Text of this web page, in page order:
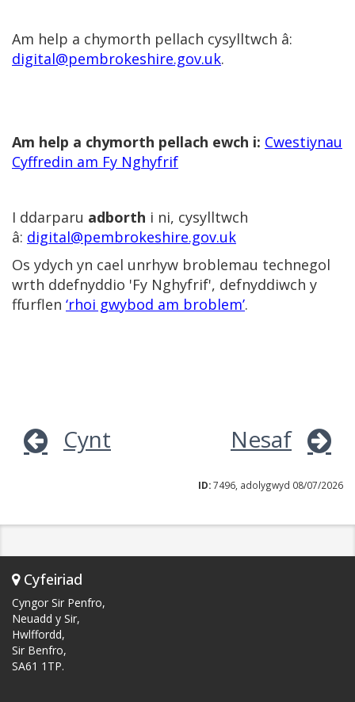
Am help a chymorth pellach cysylltwch â:
digital@pembrokeshire.gov.uk.
Am help a chymorth pellach ewch i: Cwestiynau
Cyffredin am Fy Nghyfrif
I ddarparu adborth i ni, cysylltwch
â: digital@pembrokeshire.gov.uk
Os ydych yn cael unrhyw broblemau technegol
wrth ddefnyddio 'Fy Nghyfrif', defnyddiwch y
ffurflen ‘rhoi gwybod am broblem’.
Cynt Nesaf
ID:7496, adolygwyd 08/07/2026
Cyfeiriad
Cyngor Sir Penfro,
Neuadd y Sir,
Hwlffordd,
Sir Benfro,
SA61 1TP.